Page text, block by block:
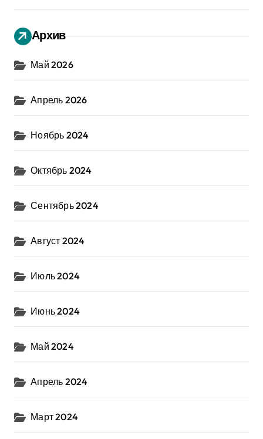
Архив
Май 2026
Апрель 2026
Ноябрь 2024
Октябрь 2024
Сентябрь 2024
Август 2024
Июль 2024
Июнь 2024
Май 2024
Апрель 2024
Март 2024